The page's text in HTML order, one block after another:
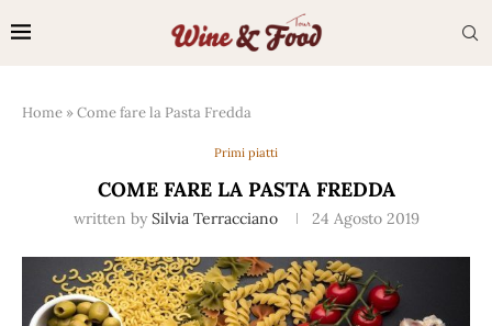
Home »Come fare la Pasta Fredda
Primi piatti
COME FARE LA PASTA FREDDA
written by Silvia Terracciano 24 Agosto 2019